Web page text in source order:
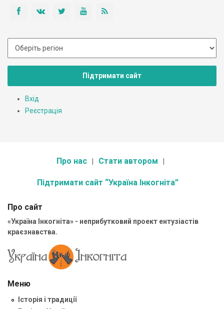
Підтримати сайт
Вхід
Реєстрація
Про нас Стати автором
Підтримати сайт “Україна Інкогніта”
Про сайт
«Україна Інкогніта» - неприбутковий проект ентузіастів
краєзнавства.
Меню
Історія і традиції